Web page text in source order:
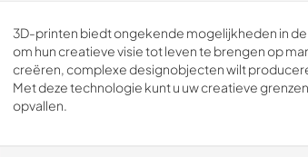
3D-printen biedt ongekende mogelijkheden in
om hun creatieve visie tot leven te brengen op
creëren, complexe designobjecten wilt
Met deze technologie kunt u uw creatieve
opvallen.